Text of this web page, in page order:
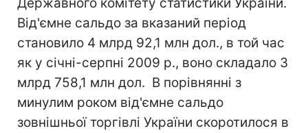
Від'ємне сальдо за вказаний період
становило 4 млрд 92,1 млн дол., в той час
як у січні-серпні 2009 р., воно складало 3
млрд 758,1 млн дол. В порівнянні з
минулим роком від'ємне сальдо
зовнішньої торгівлі України скоротилося в